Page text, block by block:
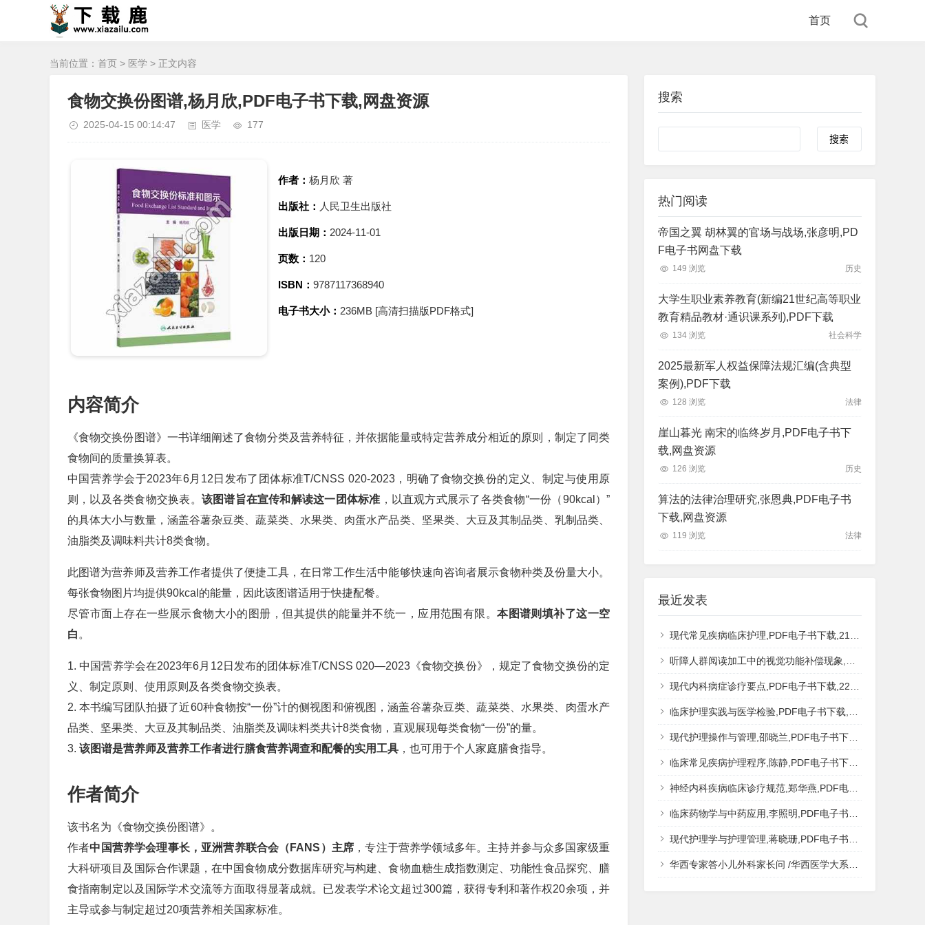
首页
当前位置： 首页 > 医学 > 正文内容
食物交换份图谱,杨月欣,PDF电子书下载,网盘资源
2025-04-15 00:14:47 医学 177
作者： 杨月欣 著
出版社： 人民卫生出版社
出版日期： 2024-11-01
页数： 120
ISBN： 9787117368940
电子书大小： 236MB [高清扫描版PDF格式]
内容简介
《食物交换份图谱》一书详细阐述了食物分类及营养特征，并依据能量或特定营养成分相近的原则，制定了同类
食物间的质量换算表。
中国营养学会于2023年6月12日发布了团体标准T/CNSS 020-2023，明确了食物交换份的定义、制定与使用原
则，以及各类食物交换表。 该图谱旨在宣传和解读这一团体标准 ，以直观方式展示了各类食物“一份（90kcal）”
的具体大小与数量，涵盖谷薯杂豆类、蔬菜类、水果类、肉蛋水产品类、坚果类、大豆及其制品类、乳制品类、
油脂类及调味料共计8类食物。
此图谱为营养师及营养工作者提供了便捷工具，在日常工作生活中能够快速向咨询者展示食物种类及份量大小。
每张食物图片均提供90kcal的能量，因此该图谱适用于快捷配餐。
尽管市面上存在一些展示食物大小的图册，但其提供的能量并不统一，应用范围有限。本图谱则填补了这一空
白 。
1. 中国营养学会在2023年6月12日发布的团体标准T/CNSS 020—2023《食物交换份》，规定了食物交换份的定
义、制定原则、使用原则及各类食物交换表。
2. 本书编写团队拍摄了近60种食物按“一份”计的侧视图和俯视图，涵盖谷薯杂豆类、蔬菜类、水果类、肉蛋水产
品类、坚果类、大豆及其制品类、油脂类及调味料类共计8类食物，直观展现每类食物“一份”的量。
3. 该图谱是营养师及营养工作者进行膳食营养调查和配餐的实用工具 ，也可用于个人家庭膳食指导。
作者简介
该书名为《食物交换份图谱》。
作者中国营养学会理事长，亚洲营养联合会（FANS）主席 ，专注于营养学领域多年。主持并参与众多国家级重
大科研项目及国际合作课题，在中国食物成分数据库研究与构建、食物血糖生成指数测定、功能性食品探究、膳
食指南制定以及国际学术交流等方面取得显著成就。已发表学术论文超过300篇，获得专利和著作权20余项，并
主导或参与制定超过20项营养相关国家标准。
搜索
Search
热门阅读
帝国之翼 胡林翼的官场与战场,张彦明,PD
F电子书网盘下载
149 浏览 历史
大学生职业素养教育(新编21世纪高等职业
教育精品教材·通识课系列),PDF下载
134 浏览 社会科学
2025最新军人权益保障法规汇编(含典型
案例),PDF下载
128 浏览 法律
崖山暮光 南宋的临终岁月,PDF电子书下
载,网盘资源
126 浏览 历史
算法的法律治理研究,张恩典,PDF电子书
下载,网盘资源
119 浏览 法律
最近发表
现代常见疾病临床护理,PDF电子书下载,217MB,网盘资源
听障人群阅读加工中的视觉功能补偿现象,秦钊,PDF电子书下载,网盘资源
现代内科病症诊疗要点,PDF电子书下载,223MB,网盘资源
临床护理实践与医学检验,PDF电子书下载,193MB,网盘资源
现代护理操作与管理,邵晓兰,PDF电子书下载,242MB,网盘资源
临床常见疾病护理程序,陈静,PDF电子书下载,185MB,网盘资源
神经内科疾病临床诊疗规范,郑华燕,PDF电子书下载,188MB,网盘资源
临床药物学与中药应用,李照明,PDF电子书下载,202MB,网盘资源
现代护理学与护理管理,蒋晓珊,PDF电子书下载,223MB,网盘资源
华西专家答小儿外科家长问 /华西医学大系?医学科普,PDF电子书网盘下载